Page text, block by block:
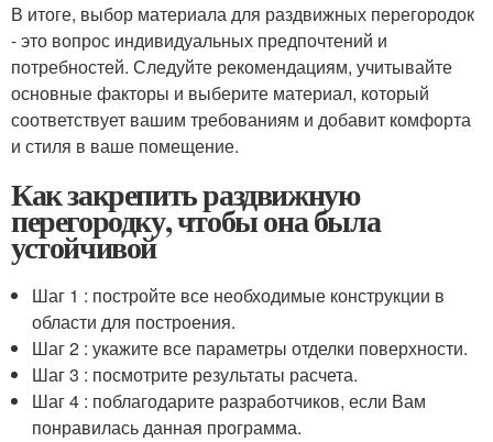
В итоге, выбор материала для раздвижных перегородок
- это вопрос индивидуальных предпочтений и
потребностей. Следуйте рекомендациям, учитывайте
основные факторы и выберите материал, который
соответствует вашим требованиям и добавит комфорта
и стиля в ваше помещение.
Как закрепить раздвижную
перегородку, чтобы она была
устойчивой
Шаг 1 : постройте все необходимые конструкции в
области для построения.
Шаг 2 : укажите все параметры отделки поверхности.
Шаг 3 : посмотрите результаты расчета.
Шаг 4 : поблагодарите разработчиков, если Вам
понравилась данная программа.